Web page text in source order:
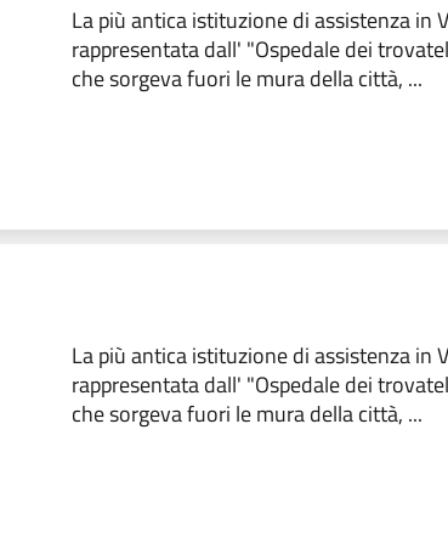
La più antica istituzione di assistenza in
rappresentata dall' "Ospedale dei
che sorgeva fuori le mura della città, ...
La più antica istituzione di assistenza in
rappresentata dall' "Ospedale dei
che sorgeva fuori le mura della città, ...